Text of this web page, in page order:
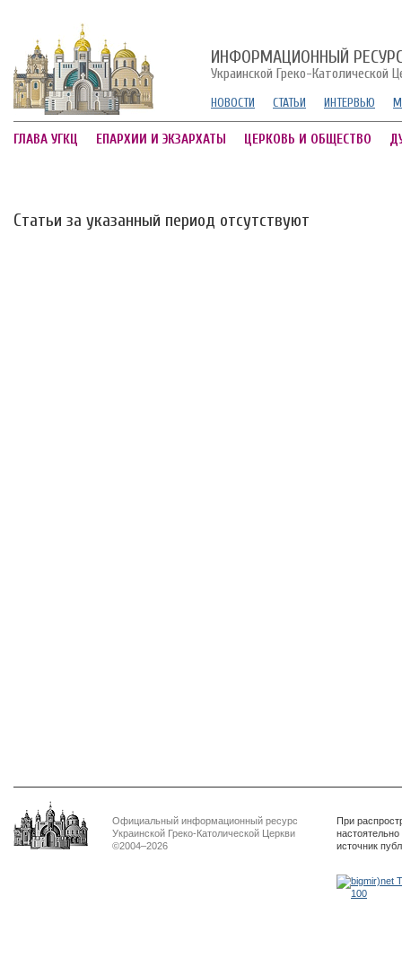
ИНФОРМАЦИОННЫЙ
Украинской Греко-Католической
НОВОСТИ СТАТЬИ ИНТЕРВЬЮ
ГЛАВА УГКЦ ЕПАРХИИ И ЭКЗАРХАТЫ ЦЕРКОВЬ И ОБЩЕСТВО
Статьи за указанный период отсутствуют
Официальный информационный ресурс
Украинской Греко-Католической Церкви
©2004–2026
При
источник